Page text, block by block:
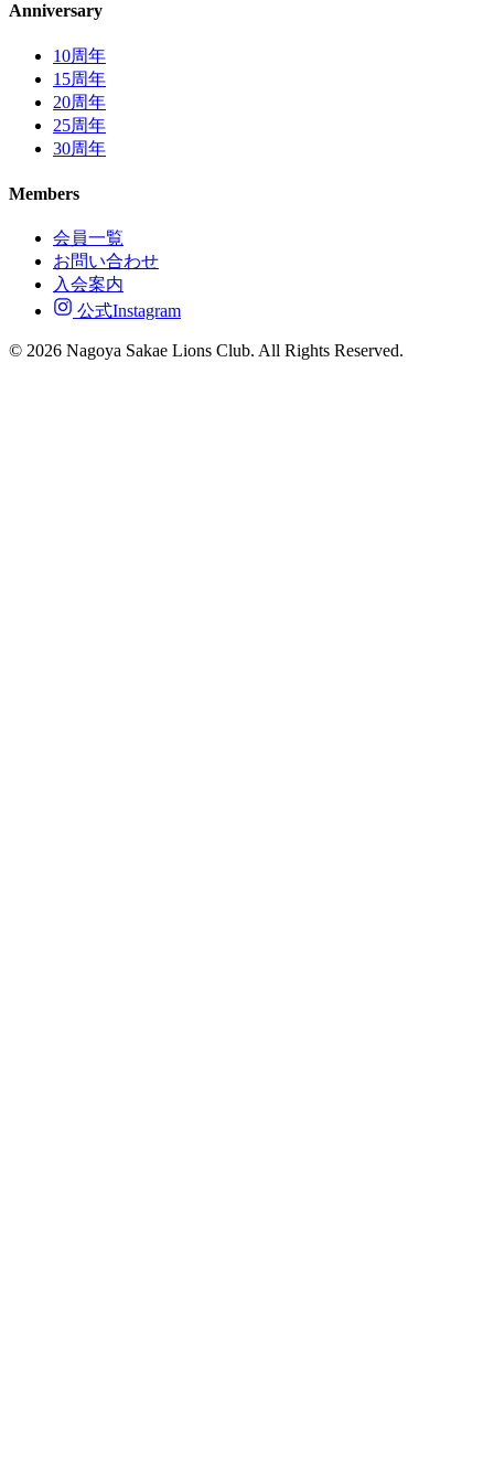
Anniversary
10周年
15周年
20周年
25周年
30周年
Members
会員一覧
お問い合わせ
入会案内
公式Instagram
© 2026 Nagoya Sakae Lions Club. All Rights Reserved.